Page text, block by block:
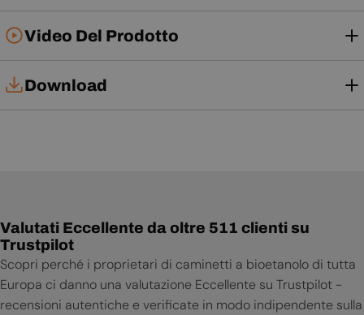
Video Del Prodotto
Download
Valutati Eccellente da oltre 511 clienti su
Trustpilot
Scopri perché i proprietari di caminetti a bioetanolo di tutta
Europa ci danno una valutazione Eccellente su Trustpilot -
recensioni autentiche e verificate in modo indipendente sulla